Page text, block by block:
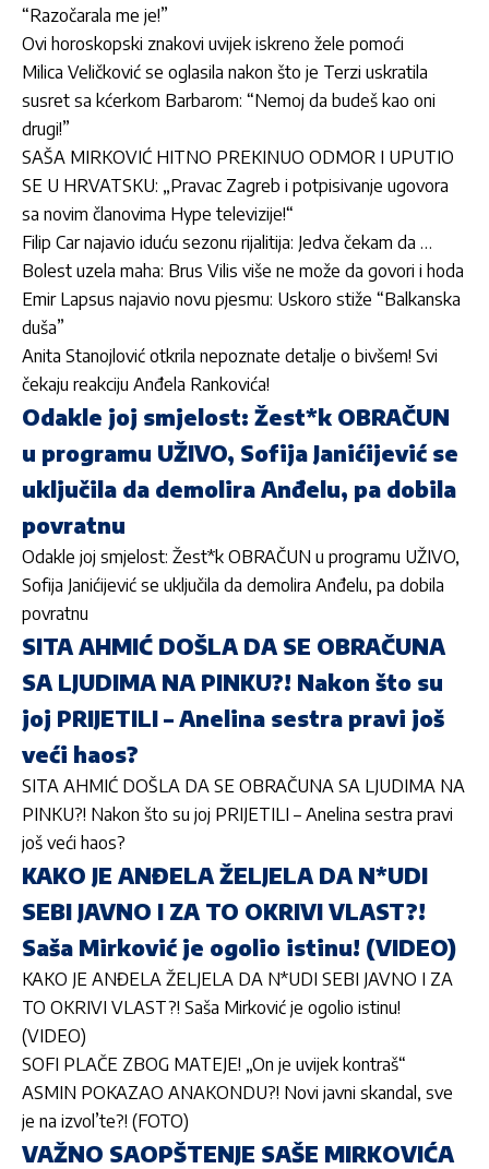
“Razočarala me je!”
Ovi horoskopski znakovi uvijek iskreno žele pomoći
Milica Veličković se oglasila nakon što je Terzi uskratila
susret sa kćerkom Barbarom: “Nemoj da budeš kao oni
drugi!”
SAŠA MIRKOVIĆ HITNO PREKINUO ODMOR I UPUTIO
SE U HRVATSKU: „Pravac Zagreb i potpisivanje ugovora
sa novim članovima Hype televizije!“
Filip Car najavio iduću sezonu rijalitija: Jedva čekam da …
Bolest uzela maha: Brus Vilis više ne može da govori i hoda
Emir Lapsus najavio novu pjesmu: Uskoro stiže “Balkanska
duša”
Anita Stanojlović otkrila nepoznate detalje o bivšem! Svi
čekaju reakciju Anđela Rankovića!
Odakle joj smjelost: Žest*k OBRAČUN
u programu UŽIVO, Sofija Janićijević se
uključila da demolira Anđelu, pa dobila
povratnu
Odakle joj smjelost: Žest*k OBRAČUN u programu UŽIVO,
Sofija Janićijević se uključila da demolira Anđelu, pa dobila
povratnu
SITA AHMIĆ DOŠLA DA SE OBRAČUNA
SA LJUDIMA NA PINKU?! Nakon što su
joj PRIJETILI – Anelina sestra pravi još
veći haos?
SITA AHMIĆ DOŠLA DA SE OBRAČUNA SA LJUDIMA NA
PINKU?! Nakon što su joj PRIJETILI – Anelina sestra pravi
još veći haos?
KAKO JE ANĐELA ŽELJELA DA N*UDI
SEBI JAVNO I ZA TO OKRIVI VLAST?!
Saša Mirković je ogolio istinu! (VIDEO)
KAKO JE ANĐELA ŽELJELA DA N*UDI SEBI JAVNO I ZA
TO OKRIVI VLAST?! Saša Mirković je ogolio istinu!
(VIDEO)
SOFI PLAČE ZBOG MATEJE! „On je uvijek kontraš“
ASMIN POKAZAO ANAKONDU?! Novi javni skandal, sve
je na izvol’te?! (FOTO)
VAŽNO SAOPŠTENJE SAŠE MIRKOVIĆA